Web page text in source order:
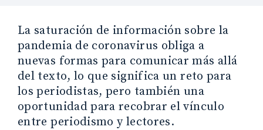
La saturación de información sobre la
pandemia de coronavirus obliga a
nuevas formas para comunicar más allá
del texto, lo que significa un reto para
los periodistas, pero también una
oportunidad para recobrar el vínculo
entre periodismo y lectores.